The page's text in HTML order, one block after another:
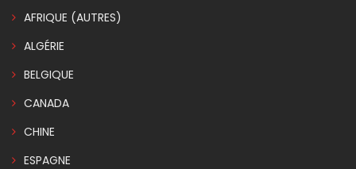
AFRIQUE (AUTRES)
ALGÉRIE
BELGIQUE
CANADA
CHINE
ESPAGNE